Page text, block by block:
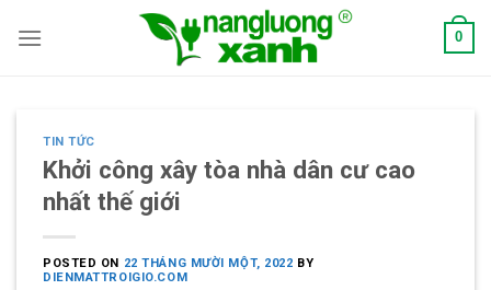
0
TIN TỨC
Khởi công xây tòa nhà dân cư cao
nhất thế giới
POSTED ON 22 THÁNG MƯỜI MỘT, 2022 BY
DIENMATTROIGIO.COM